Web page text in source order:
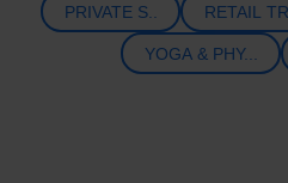
PRIVATE S.. RETAIL
YOGA & PHY...